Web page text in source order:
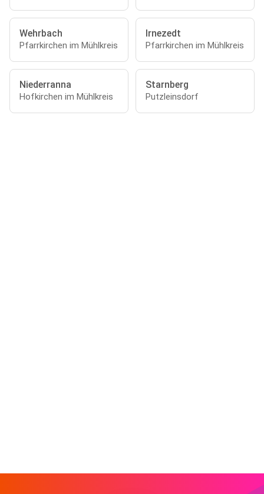
Wehrbach
Pfarrkirchen im Mühlkreis
Irnezedt
Pfarrkirchen im Mühlkreis
Niederranna
Hofkirchen im Mühlkreis
Starnberg
Putzleinsdorf